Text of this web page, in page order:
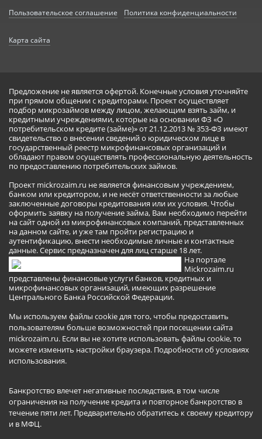
Пользовательское соглашение Политика конфиденциальности
Карта сайта
Предложение не является офертой. Конечные условия уточняйте
при прямом общении с кредиторами. Проект осуществляет
подбор микрозаймов между лицом, желающим взять займ, и
кредитными учреждениями, которые на основании ФЗ «О
потребительском кредите (займе)» от 21.12.2013 № 353-ФЗ имеют
свидетельство о внесении сведений о юридическом лице в
государственный реестр микрофинансовых организаций и
обладают правом осуществлять профессиональную деятельность
по предоставлению потребительских займов.
Проект mickrozaim.ru не является финансовым учреждением,
банком или кредитором, и не несёт ответственности за любые
заключенные договоры кредитования или их условия. Чтобы
оформить заявку на получение займа, Вам необходимо перейти
на сайт одной из микрофинансовых компаний, представленных
на данном сайте, и уже там пройти регистрацию и
аутентификацию, внести необходимые личные и контактные
данные. Сервис предназначен для лиц старше 18 лет.
На портале
Mickrozaim.ru
представлены финансовые услуги банков, кредитных и
микрофинансовых организаций, имеющих разрешение
Центрального Банка Российской Федерации.
Мы используем файлы cookie для того, чтобы предоставить
пользователям больше возможностей при посещении сайта
mickrozaim.ru. Если вы не хотите использовать файлы cookie, то
можете изменить настройки браузера. Подробности об условиях
использования.
Банкротство влечет негативные последствия, в том числе
ограничения на получение кредита и повторное банкротство в
течение пяти лет. Предварительно обратитесь к своему кредитору
и в МФЦ.